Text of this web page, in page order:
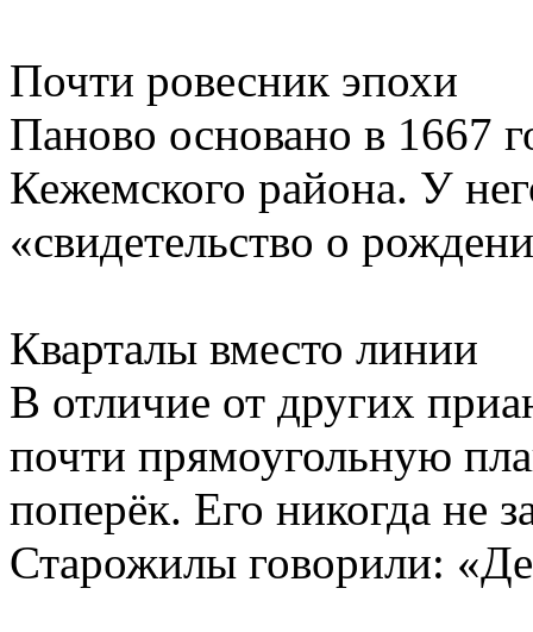
Почти ровесник эпохи
Паново основано в 1667
Кежемского района. У
«свидетельство о
Кварталы вместо линии
В отличие от других
почти прямоугольную
поперёк. Его никогда не
Старожилы говорили: